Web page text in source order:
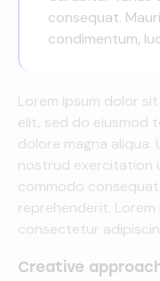
consequat.
condimentum,
Lorem ipsum dolor
elit, sed do eiusmod
dolore magna aliqua.
nostrud exercitation
commodo
reprehenderit.
consectetur
Creative